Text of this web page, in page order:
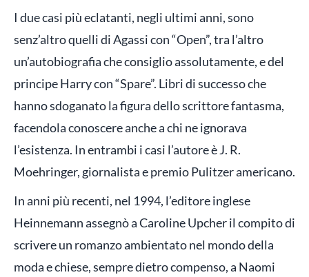
I due casi più eclatanti, negli ultimi anni, sono
senz’altro quelli di Agassi con “Open”, tra l’altro
un’autobiografia che consiglio assolutamente, e del
principe Harry con “Spare”. Libri di successo che
hanno sdoganato la figura dello scrittore fantasma,
facendola conoscere anche a chi ne ignorava
l’esistenza. In entrambi i casi l’autore è J. R.
Moehringer, giornalista e premio Pulitzer americano.
In anni più recenti, nel 1994, l’editore inglese
Heinnemann assegnò a Caroline Upcher il compito di
scrivere un romanzo ambientato nel mondo della
moda e chiese, sempre dietro compenso, a Naomi